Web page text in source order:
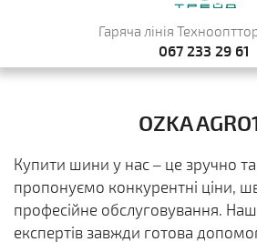
Гаряча лінія
067 233 29 61
OZKA
Купити шини у нас – це зручно
пропонуємо конкурентні ціни,
професійне обслуговування.
експертів завжди готова